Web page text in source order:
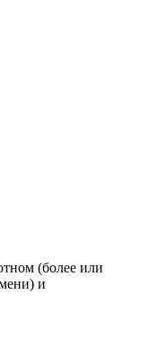
(более или
и